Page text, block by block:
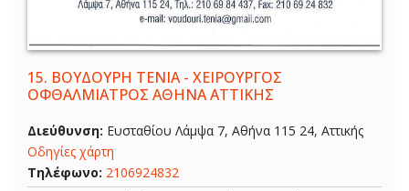
15. ΒΟΥΔΟΥΡΗ ΤΕΝΙΑ - ΧΕΙΡΟΥΡΓΟΣ
ΟΦΘΑΛΜΙΑΤΡΟΣ ΑΘΗΝΑ ΑΤΤΙΚΗΣ
Διεύθυνση: Ευσταθίου Λάμψα 7, Αθήνα 115 24, Αττικής
Οδηγίες χάρτη
Τηλέφωνο: 2106924832